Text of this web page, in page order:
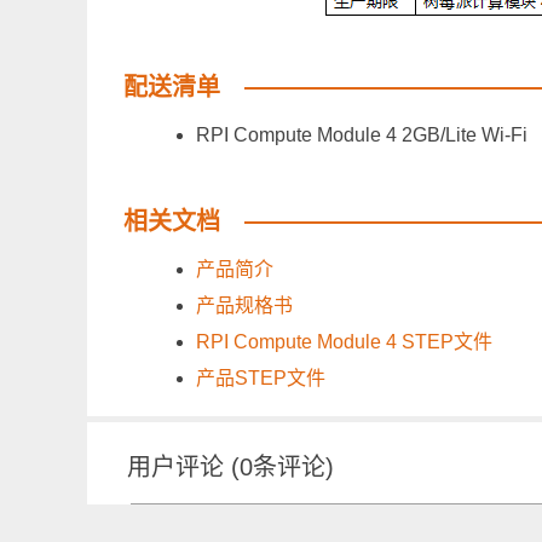
配送清单
RPI Compute Module 4 2GB/Lite
相关文档
产品简介
产品规格书
RPI Compute Module 4 STEP文件
产品STEP文件
用户评论 (0条评论)